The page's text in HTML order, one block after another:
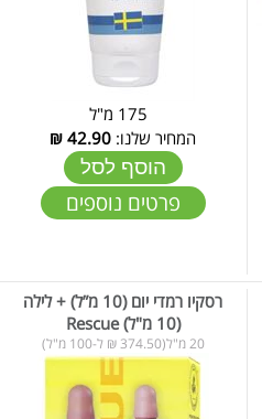
המחיר שלנו: 42.90
₪
הוסף לסל
פרטים נוספים
רסקיו רמדי יום (10 מ”ל) + לילה
(10 מ"ל) Rescue
20 מ"ל(374.50 ₪ ל-100 מ"ל)